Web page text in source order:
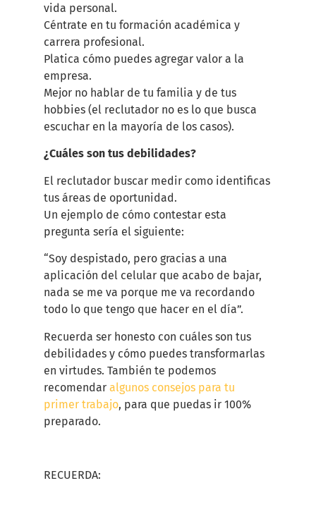
vida personal.
Céntrate en tu formación académica y
carrera profesional.
Platica cómo puedes agregar valor a la
empresa.
Mejor no hablar de tu familia y de tus
hobbies (el reclutador no es lo que busca
escuchar en la mayoría de los casos).
¿Cuáles son tus debilidades?
El reclutador buscar medir como identificas
tus áreas de oportunidad.
Un ejemplo de cómo contestar esta
pregunta sería el siguiente:
“Soy despistado, pero gracias a una
aplicación del celular que acabo de bajar,
nada se me va porque me va recordando
todo lo que tengo que hacer en el día”.
Recuerda ser honesto con cuáles son tus
debilidades y cómo puedes transformarlas
en virtudes. También te podemos
recomendar algunos consejos para tu
primer trabajo, para que puedas ir 100%
preparado.
RECUERDA: